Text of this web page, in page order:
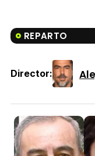
REPARTO
Director: